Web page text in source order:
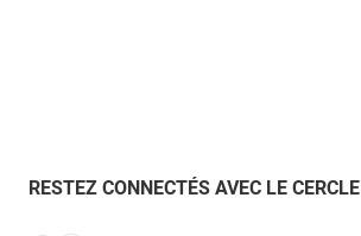
RESTEZ CONNECTÉS AVEC LE CERCLE